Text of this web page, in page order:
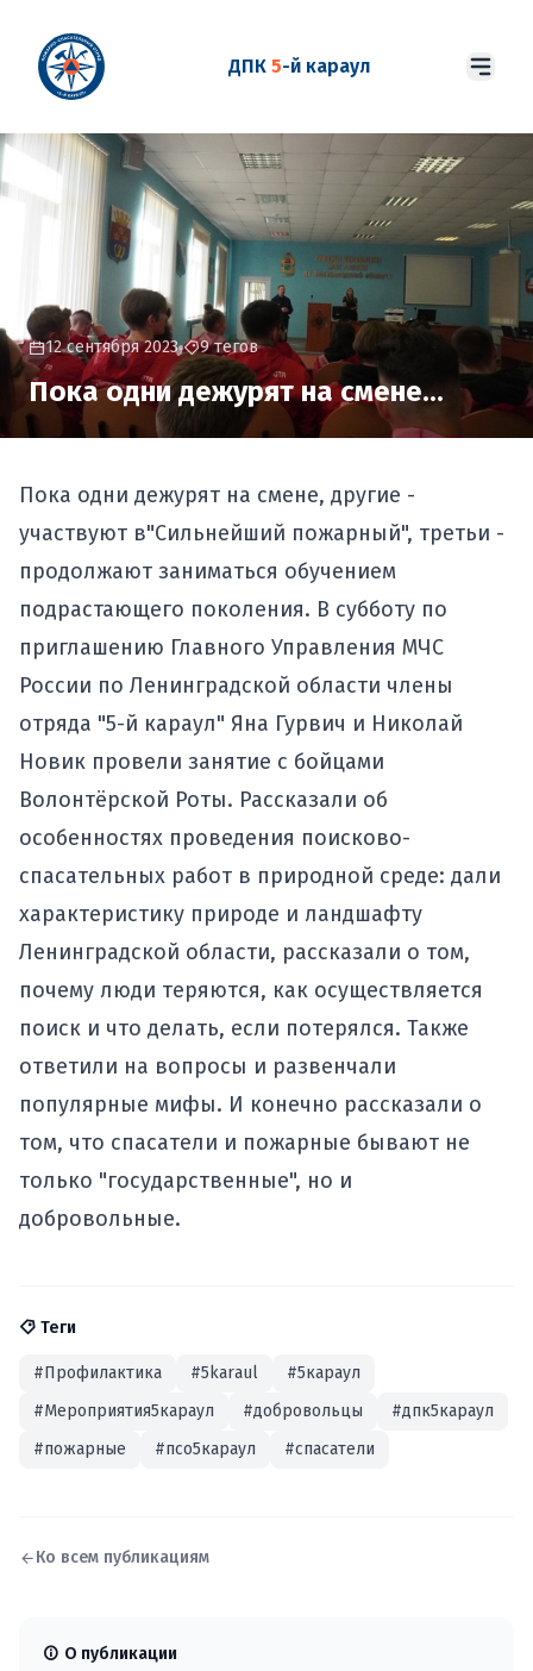
ДПК 5-й караул
12 сентября 2023 9 тегов
Пока одни дежурят на смене...
Пока одни дежурят на смене, другие -
участвуют в"Сильнейший пожарный", третьи -
продолжают заниматься обучением
подрастающего поколения. В субботу по
приглашению Главного Управления МЧС
России по Ленинградской области члены
отряда "5-й караул" Яна Гурвич и Николай
Новик провели занятие с бойцами
Волонтёрской Роты. Рассказали об
особенностях проведения поисково-
спасательных работ в природной среде: дали
характеристику природе и ландшафту
Ленинградской области, рассказали о том,
почему люди теряются, как осуществляется
поиск и что делать, если потерялся. Также
ответили на вопросы и развенчали
популярные мифы. И конечно рассказали о
том, что спасатели и пожарные бывают не
только "государственные", но и
добровольные.
Теги
#Профилактика #5karaul
#5караул
#Мероприятия5караул
#добровольцы
#дпк5караул
#пожарные
#псо5караул #спасатели
Ко всем публикациям
О публикации